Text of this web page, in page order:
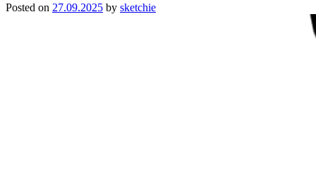
Posted on 27.09.2025 by sketchie